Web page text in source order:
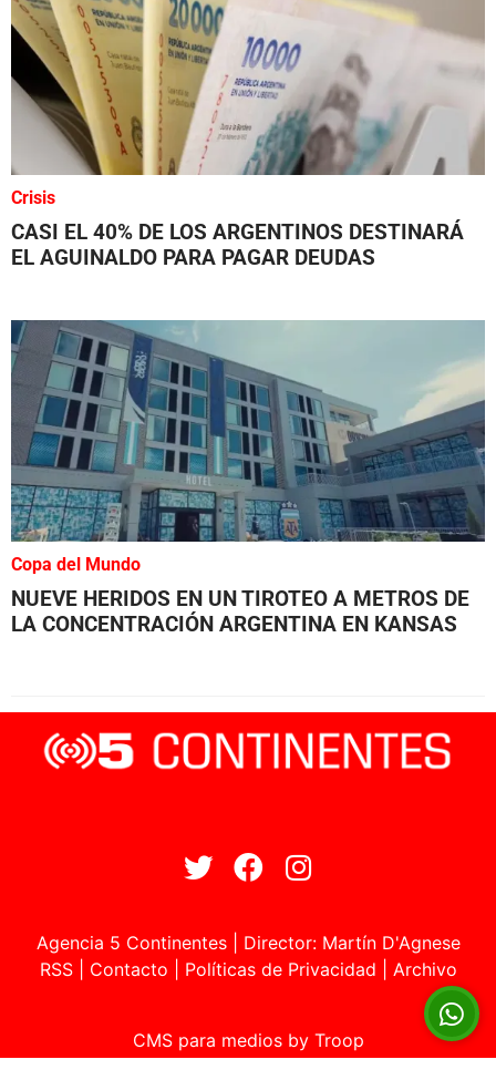
Crisis
CASI EL 40% DE LOS ARGENTINOS DESTINARÁ
EL AGUINALDO PARA PAGAR DEUDAS
Copa del Mundo
NUEVE HERIDOS EN UN TIROTEO A METROS DE
LA CONCENTRACIÓN ARGENTINA EN KANSAS
Agencia 5 Continentes | Director: Martín D'Agnese
RSS| Contacto Políticas de Privacidad Archivo
CMS para mediosby Troop